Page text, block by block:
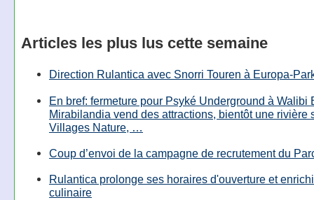
Articles les plus lus cette semaine
Direction Rulantica avec Snorri Touren à Europa-
En bref: fermeture pour Psyké Underground à Walibi
Mirabilandia vend des attractions, bientôt une rivière
Villages Nature, …
Coup d’envoi de la campagne de recrutement du
Rulantica prolonge ses horaires d'ouverture et
culinaire